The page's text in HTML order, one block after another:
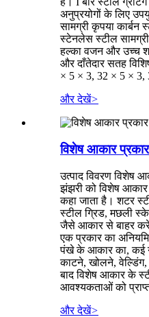
अनुप्रयोगों के लिए
सामग्री कृपया कार्बन
स्टेनलेस स्टील
हल्का वजन और उच्च
और दाँतेदार सतह
× 5 × 3, 32 × 5 × 3,
और देखें>
विशेष आकार
उत्पाद विवरण विशेष
झंझरी को विशेष
कहा जाता है। शटर
स्टील ग्रिड, मछली
जैसे आकार से बाहर
एक प्रकार का
पंखे के आकार का, कई
काटने, खोलने,
बाद विशेष आकार के
आवश्यकताओं को
और देखें>